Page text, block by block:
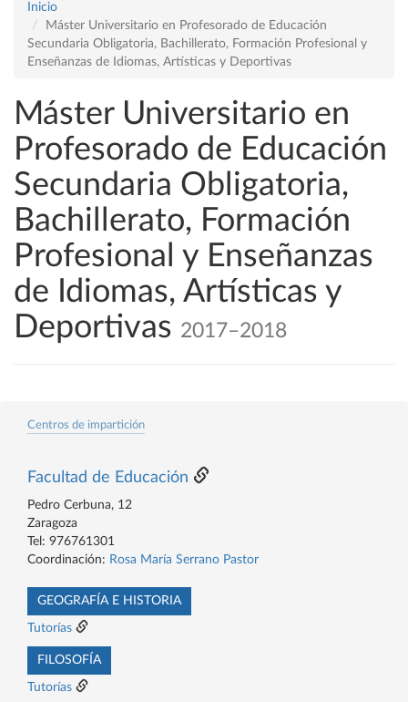
Inicio
Máster Universitario en Profesorado de Educación
Secundaria Obligatoria, Bachillerato, Formación Profesional y
Enseñanzas de Idiomas, Artísticas y Deportivas
Máster Universitario en
Profesorado de Educación
Secundaria Obligatoria,
Bachillerato, Formación
Profesional y Enseñanzas
de Idiomas, Artísticas y
Deportivas 2017–2018
Centros de impartición
Facultad de Educación
Pedro Cerbuna, 12
Zaragoza
Tel: 976761301
Coordinación: Rosa María Serrano Pastor
GEOGRAFÍA E HISTORIA
Tutorías
FILOSOFÍA
Tutorías